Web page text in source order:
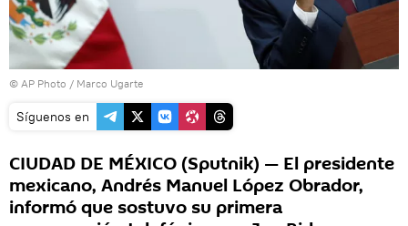
© AP Photo / Marco Ugarte
Síguenos en
CIUDAD DE MÉXICO (Sputnik) — El presidente
mexicano, Andrés Manuel López Obrador,
informó que sostuvo su primera